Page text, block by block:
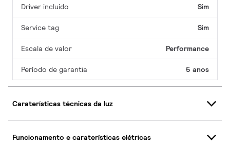
Driver incluído Sim
Service tag Sim
Escala de valor Performance
Período de garantia 5 anos
Caraterísticas técnicas da luz
Funcionamento e caraterísticas elétricas